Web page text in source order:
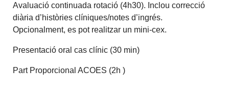
Avaluació continuada rotació (4h30). Inclou correcció
diària d’històries clíniques/notes d’ingrés.
Opcionalment, es pot realitzar un mini-cex.
Presentació oral cas clínic (30 min)
Part Proporcional ACOES (2h )